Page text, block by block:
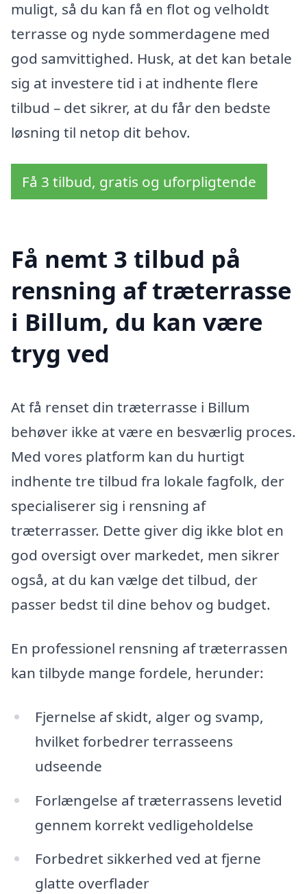
muligt, så du kan få en flot og velholdt
terrasse og nyde sommerdagene med
god samvittighed. Husk, at det kan betale
sig at investere tid i at indhente flere
tilbud – det sikrer, at du får den bedste
løsning til netop dit behov.
Få 3 tilbud, gratis og uforpligtende
Få nemt 3 tilbud på
rensning af træterrasse
i Billum, du kan være
tryg ved
At få renset din træterrasse i Billum
behøver ikke at være en besværlig proces.
Med vores platform kan du hurtigt
indhente tre tilbud fra lokale fagfolk, der
specialiserer sig i rensning af
træterrasser. Dette giver dig ikke blot en
god oversigt over markedet, men sikrer
også, at du kan vælge det tilbud, der
passer bedst til dine behov og budget.
En professionel rensning af træterrassen
kan tilbyde mange fordele, herunder:
Fjernelse af skidt, alger og svamp,
hvilket forbedrer terrasseens
udseende
Forlængelse af træterrassens levetid
gennem korrekt vedligeholdelse
Forbedret sikkerhed ved at fjerne
glatte overflader